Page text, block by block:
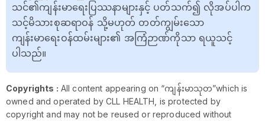
သင်၏ကျန်းမာရေးပြဿနာများနှင့် ပတ်သက်၍ လိုအပ်ပါက
သင့်မိသားစုဆရာဝန် သို့မဟုတ် တတ်ကျွမ်းသော
ကျန်းမာရေးဝန်ထမ်းများ၏ အကြံဉာဏ်ကိုသာ ရယူသင့်
ပါသည်။
Copyrights : All content appearing on “ကျန်းမာသုတ”which is
owned and operated by CLL HEALTH, is protected by
copyright and may not be reused or reproduced without